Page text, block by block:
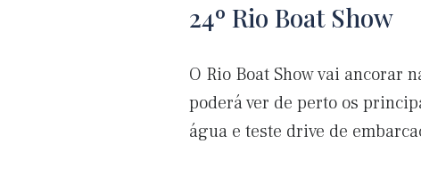
24º Rio Boat Show
O Rio Boat Show vai ancorar
poderá ver de perto os
água e teste drive de